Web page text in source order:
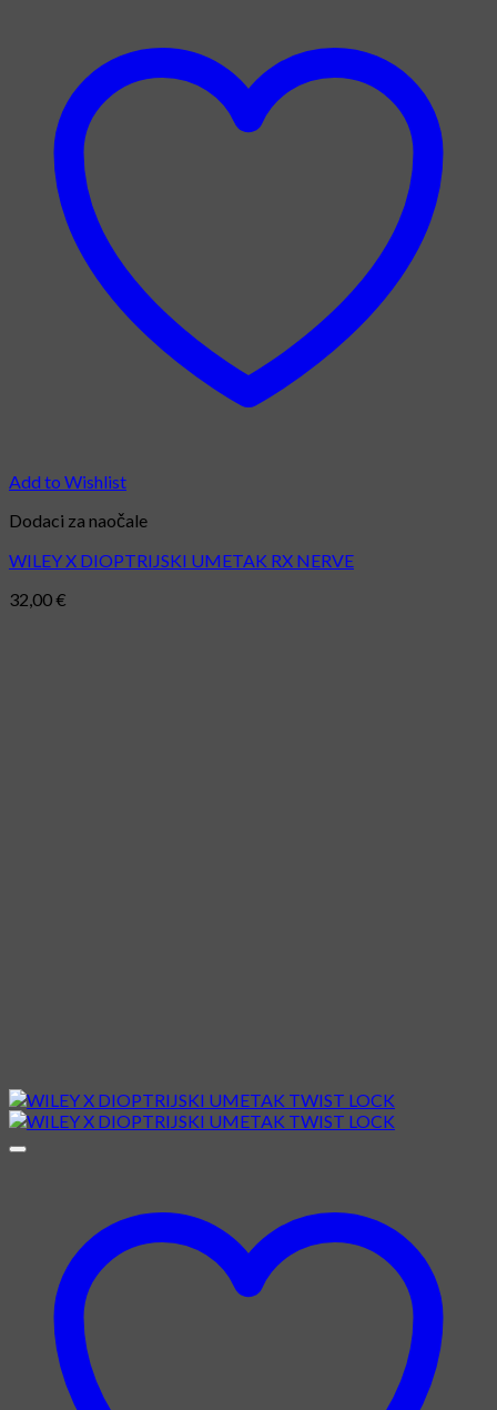
Add to Wishlist
Dodaci za naočale
WILEY X DIOPTRIJSKI UMETAK RX NERVE
32,00€